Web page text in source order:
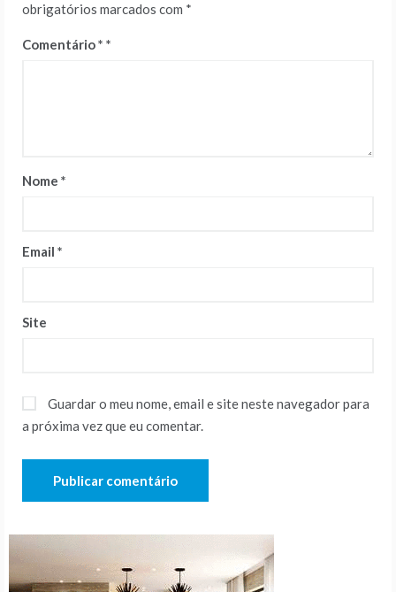
obrigatórios marcados com *
Comentário*
Nome *
Email *
Site
Guardar o meu nome, email e site neste navegador para
a próxima vez que eu comentar.